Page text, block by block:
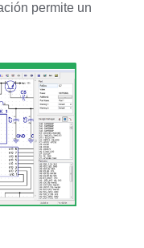
permite un